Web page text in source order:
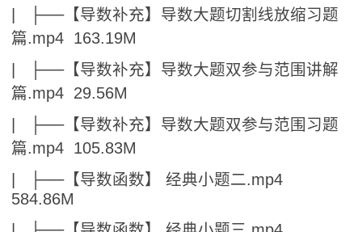
| ├──【导数补充】导数大题切割线放缩习题
篇.mp4 163.19M
| ├──【导数补充】导数大题双参与范围讲解
篇.mp4 29.56M
| ├──【导数补充】导数大题双参与范围习题
篇.mp4 105.83M
| ├──【导数函数】 经典小题二.mp4
584.86M